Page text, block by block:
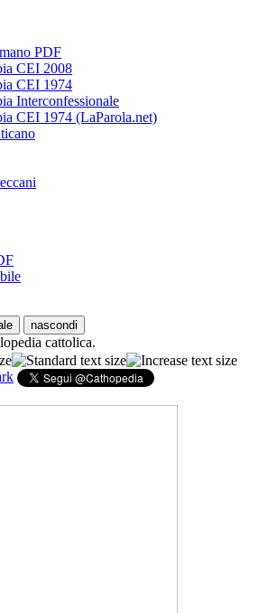
PDF
CEI 2008
CEI 1974
Interconfessionale
CEI 1974 (LaParola.net)
nascondi
cattolica.